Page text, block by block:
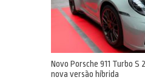
Novo Porsche 911 Turbo S
nova versão híbrida